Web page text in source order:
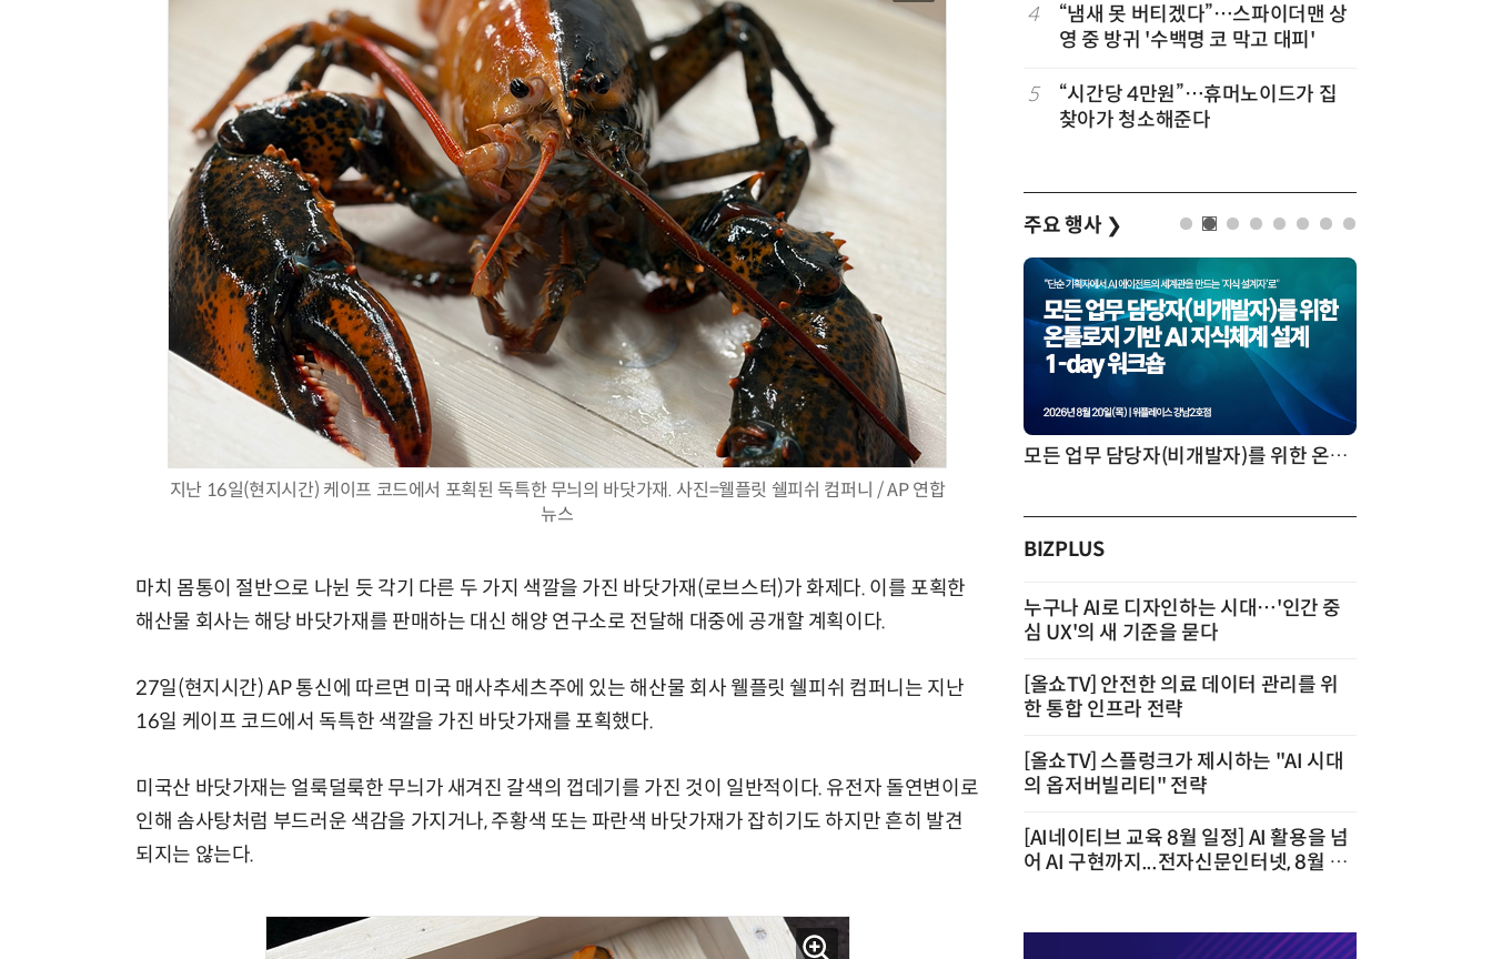
지난 16일(현지시간) 케이프 코드에서 포획된 독특한 무늬의 바닷가재. 사진=웰플릿 쉘피쉬 컴퍼니 / AP 연합
뉴스
마치 몸통이 절반으로 나뉜 듯 각기 다른 두 가지 색깔을 가진 바닷가재(로브스터)가 화제다. 이를 포획한
해산물 회사는 해당 바닷가재를 판매하는 대신 해양 연구소로 전달해 대중에 공개할 계획이다.
27일(현지시간) AP 통신에 따르면 미국 매사추세츠주에 있는 해산물 회사 웰플릿 쉘피쉬 컴퍼니는 지난
16일 케이프 코드에서 독특한 색깔을 가진 바닷가재를 포획했다.
미국산 바닷가재는 얼룩덜룩한 무늬가 새겨진 갈색의 껍데기를 가진 것이 일반적이다. 유전자 돌연변이로
인해 솜사탕처럼 부드러운 색감을 가지거나, 주황색 또는 파란색 바닷가재가 잡히기도 하지만 흔히 발견
되지는 않는다.
9
19세 공주도 입대…덴마크, 국방력
강화 속 군 복무 시작
10 “설마, 삼전닉스가 하루새 반토막날
까”…월가에 판돈 몰린다는데
4
“냄새 못 버티겠다”…스파이더맨 상
영 중 방귀 '수백명 코 막고 대피'
5
“시간당 4만원”…휴머노이드가 집
찾아가 청소해준다
주요 행사 ❯
AI × Design : UX 디자이너의 5가지 생존 전략과 실전 대응 모든 업무 담당자(비개발자)를 위한 온톨로지 기반 AI 지식체계 설계 1-day 워크숍
BIZPLUS
누구나 AI로 디자인하는 시대…'인간 중
심 UX'의 새 기준을 묻다
[올쇼TV] 안전한 의료 데이터 관리를 위
한 통합 인프라 전략
[올쇼TV] 스플렁크가 제시하는 "AI 시대
의 옵저버빌리티" 전략
[AI네이티브 교육 8월 일정] AI 활용을 넘
어 AI 구현까지...전자신문인터넷, 8월 실